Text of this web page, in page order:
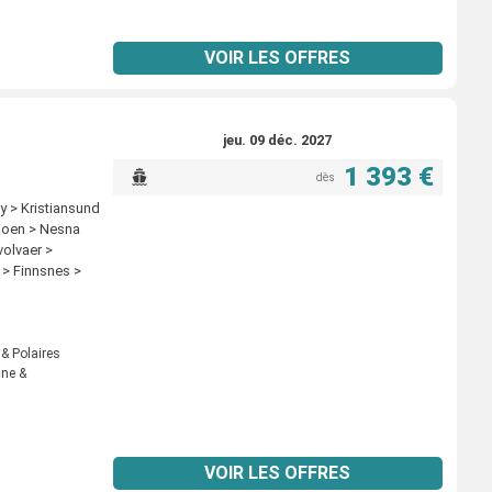
>
>
Finnsnes >
>
> Alesund >
VOIR LES OFFRES
> Kristiansund
> Nesna
>
Finnsnes >
>
>
> Ornes
>
>
> Batsfjord
Polaires
&
jeu. 09 déc. 2027
dès 1 393 €
VOIR LES OFFRES